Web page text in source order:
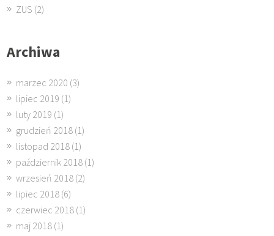
ZUS (2)
Archiwa
marzec 2020 (3)
lipiec 2019 (1)
luty 2019 (1)
grudzień 2018 (1)
listopad 2018 (1)
październik 2018 (1)
wrzesień 2018 (2)
lipiec 2018 (6)
czerwiec 2018 (1)
maj 2018 (1)